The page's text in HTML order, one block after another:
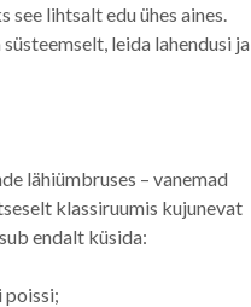
lihtsalt edu ühes aines.
leida lahendusi ja
lähiümbruses – vanemad
klassiruumis kujunevat
endalt küsida:
poissi;